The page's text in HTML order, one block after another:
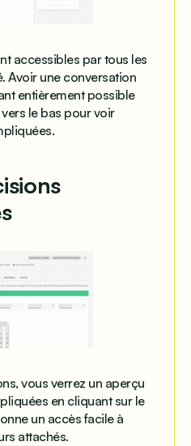
accessibles par tous les
Avoir une conversation
entièrement possible
le bas pour voir
vous verrez un aperçu
en cliquant sur le
un accès facile à
attachés.